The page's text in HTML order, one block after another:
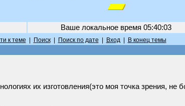
Ваше локальное время 05:40:03
к теме Поиск| Поиск по дате Вход| В конец темы
их изготовления(это моя точка зрения,